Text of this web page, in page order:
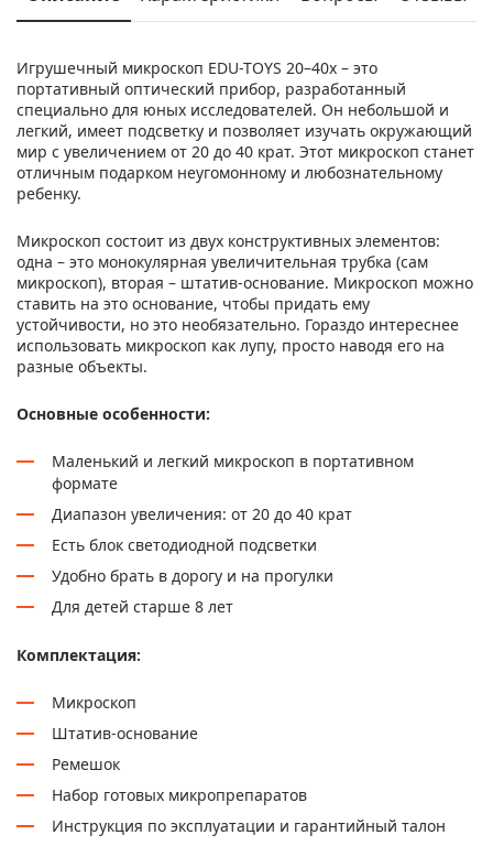
Игрушечный микроскоп EDU-TOYS 20–40x – это
портативный оптический прибор, разработанный
специально для юных исследователей. Он небольшой и
легкий, имеет подсветку и позволяет изучать окружающий
мир с увеличением от 20 до 40 крат. Этот микроскоп станет
отличным подарком неугомонному и любознательному
ребенку.
Микроскоп состоит из двух конструктивных элементов:
одна – это монокулярная увеличительная трубка (сам
микроскоп), вторая – штатив-основание. Микроскоп можно
ставить на это основание, чтобы придать ему
устойчивости, но это необязательно. Гораздо интереснее
использовать микроскоп как лупу, просто наводя его на
разные объекты.
Основные особенности:
Маленький и легкий микроскоп в портативном
формате
Диапазон увеличения: от 20 до 40 крат
Есть блок светодиодной подсветки
Удобно брать в дорогу и на прогулки
Для детей старше 8 лет
Комплектация:
Микроскоп
Штатив-основание
Ремешок
Набор готовых микропрепаратов
Инструкция по эксплуатации и гарантийный талон